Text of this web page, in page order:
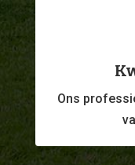
Ons